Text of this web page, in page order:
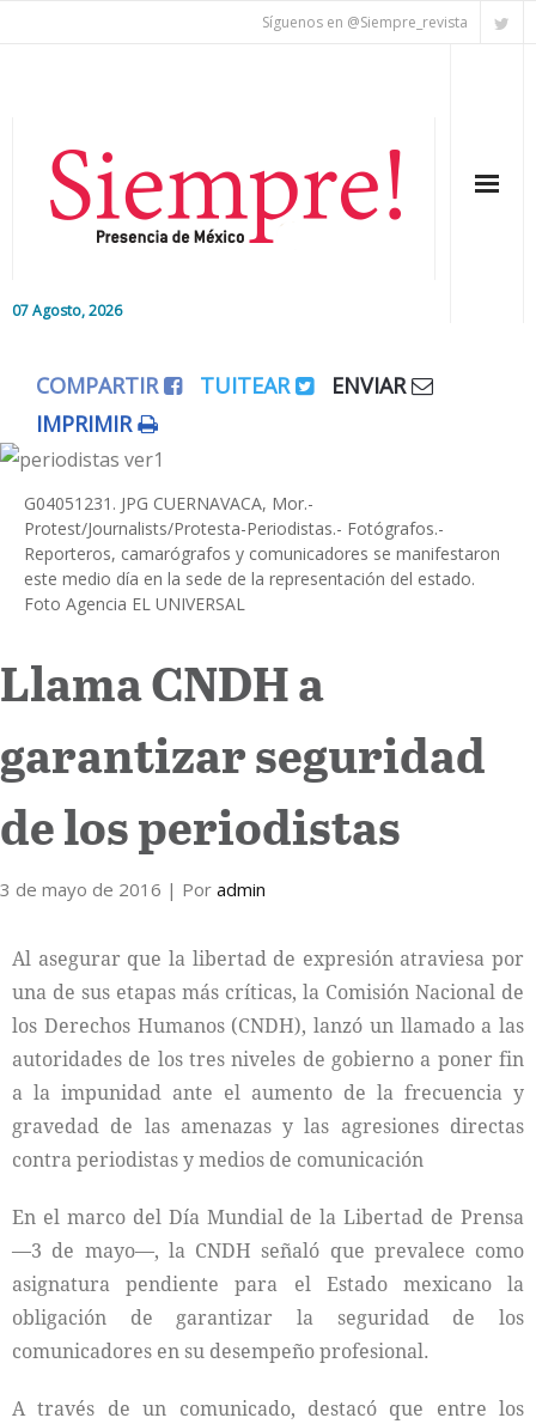
Síguenos en @Siempre_revista
07 Agosto, 2026
Editorial
Nacional
Colaboradores
Internacional
COMPARTIR TUITEAR
ENVIAR
IMPRIMIR
G04051231. JPG CUERNAVACA, Mor.-
Protest/Journalists/Protesta-Periodistas.- Fotógrafos.-
Reporteros, camarógrafos y comunicadores se manifestaron
este medio día en la sede de la representación del estado.
Foto Agencia EL UNIVERSAL
Llama CNDH a
garantizar seguridad
de los periodistas
3 de mayo de 2016 | Por admin
Al asegurar que la libertad de expresión atraviesa por
una de sus etapas más críticas, la Comisión Nacional de
los Derechos Humanos (CNDH), lanzó un llamado a las
autoridades de los tres niveles de gobierno a poner fin
a la impunidad ante el aumento de la frecuencia y
gravedad de las amenazas y las agresiones directas
contra periodistas y medios de comunicación
En el marco del Día Mundial de la Libertad de Prensa
—3 de mayo—, la CNDH señaló que prevalece como
asignatura pendiente para el Estado mexicano la
obligación de garantizar la seguridad de los
comunicadores en su desempeño profesional.
A través de un comunicado, destacó que entre los